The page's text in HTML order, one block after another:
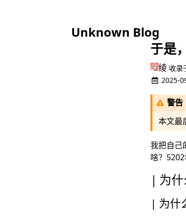
Unknown Blog
于是
绫 收录
2025-
警告
本文最
我把自己
啥？
为
为什